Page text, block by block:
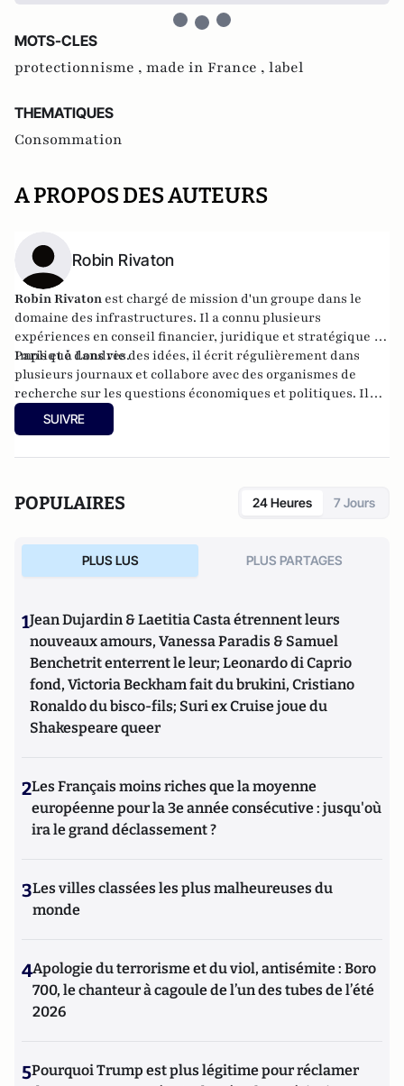
MOTS-CLES
protectionnisme , made in France , label
THEMATIQUES
Consommation
A PROPOS DES AUTEURS
Robin Rivaton
Robin Rivaton est chargé de mission d'un groupe dans le
domaine des infrastructures. Il a connu plusieurs
expériences en conseil financier, juridique et stratégique à
Paris et à Londres.
Impliqué dans vie des idées, il écrit régulièrement dans
plusieurs journaux et collabore avec des organismes de
recherche sur les questions économiques et politiques. Il
siège au Conseil scientifique du think-tank Fondapol où il a
publié différents travaux sur la compétitivité, l'industrie ou
SUIVRE
POPULAIRES 24 Heures 7 Jours
PLUS LUS PLUS PARTAGES
1Jean Dujardin & Laetitia Casta étrennent leurs
nouveaux amours, Vanessa Paradis & Samuel
Benchetrit enterrent le leur; Leonardo di Caprio
fond, Victoria Beckham fait du brukini, Cristiano
Ronaldo du bisco-fils; Suri ex Cruise joue du
Shakespeare queer
2Les Français moins riches que la moyenne
européenne pour la 3e année consécutive : jusqu'où
ira le grand déclassement ?
3Les villes classées les plus malheureuses du
monde
4Apologie du terrorisme et du viol, antisémite : Boro
700, le chanteur à cagoule de l’un des tubes de l’été
2026
5Pourquoi Trump est plus légitime pour réclamer